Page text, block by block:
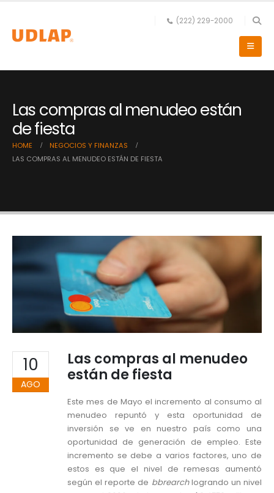
(222) 229-2000
Las compras al menudeo están
de fiesta
HOME
NEGOCIOS Y FINANZAS
LAS COMPRAS AL MENUDEO ESTÁN DE FIESTA
10
AGO
Las compras al menudeo
están de fiesta
Este mes de Mayo el incremento al consumo al
menudeo repuntó y esta oportunidad de
inversión se ve en nuestro país como una
oportunidad de generación de empleo. Este
incremento se debe a varios factores, uno de
estos es que el nivel de remesas aumentó
según el reporte de bbrearchlogrando un nivel